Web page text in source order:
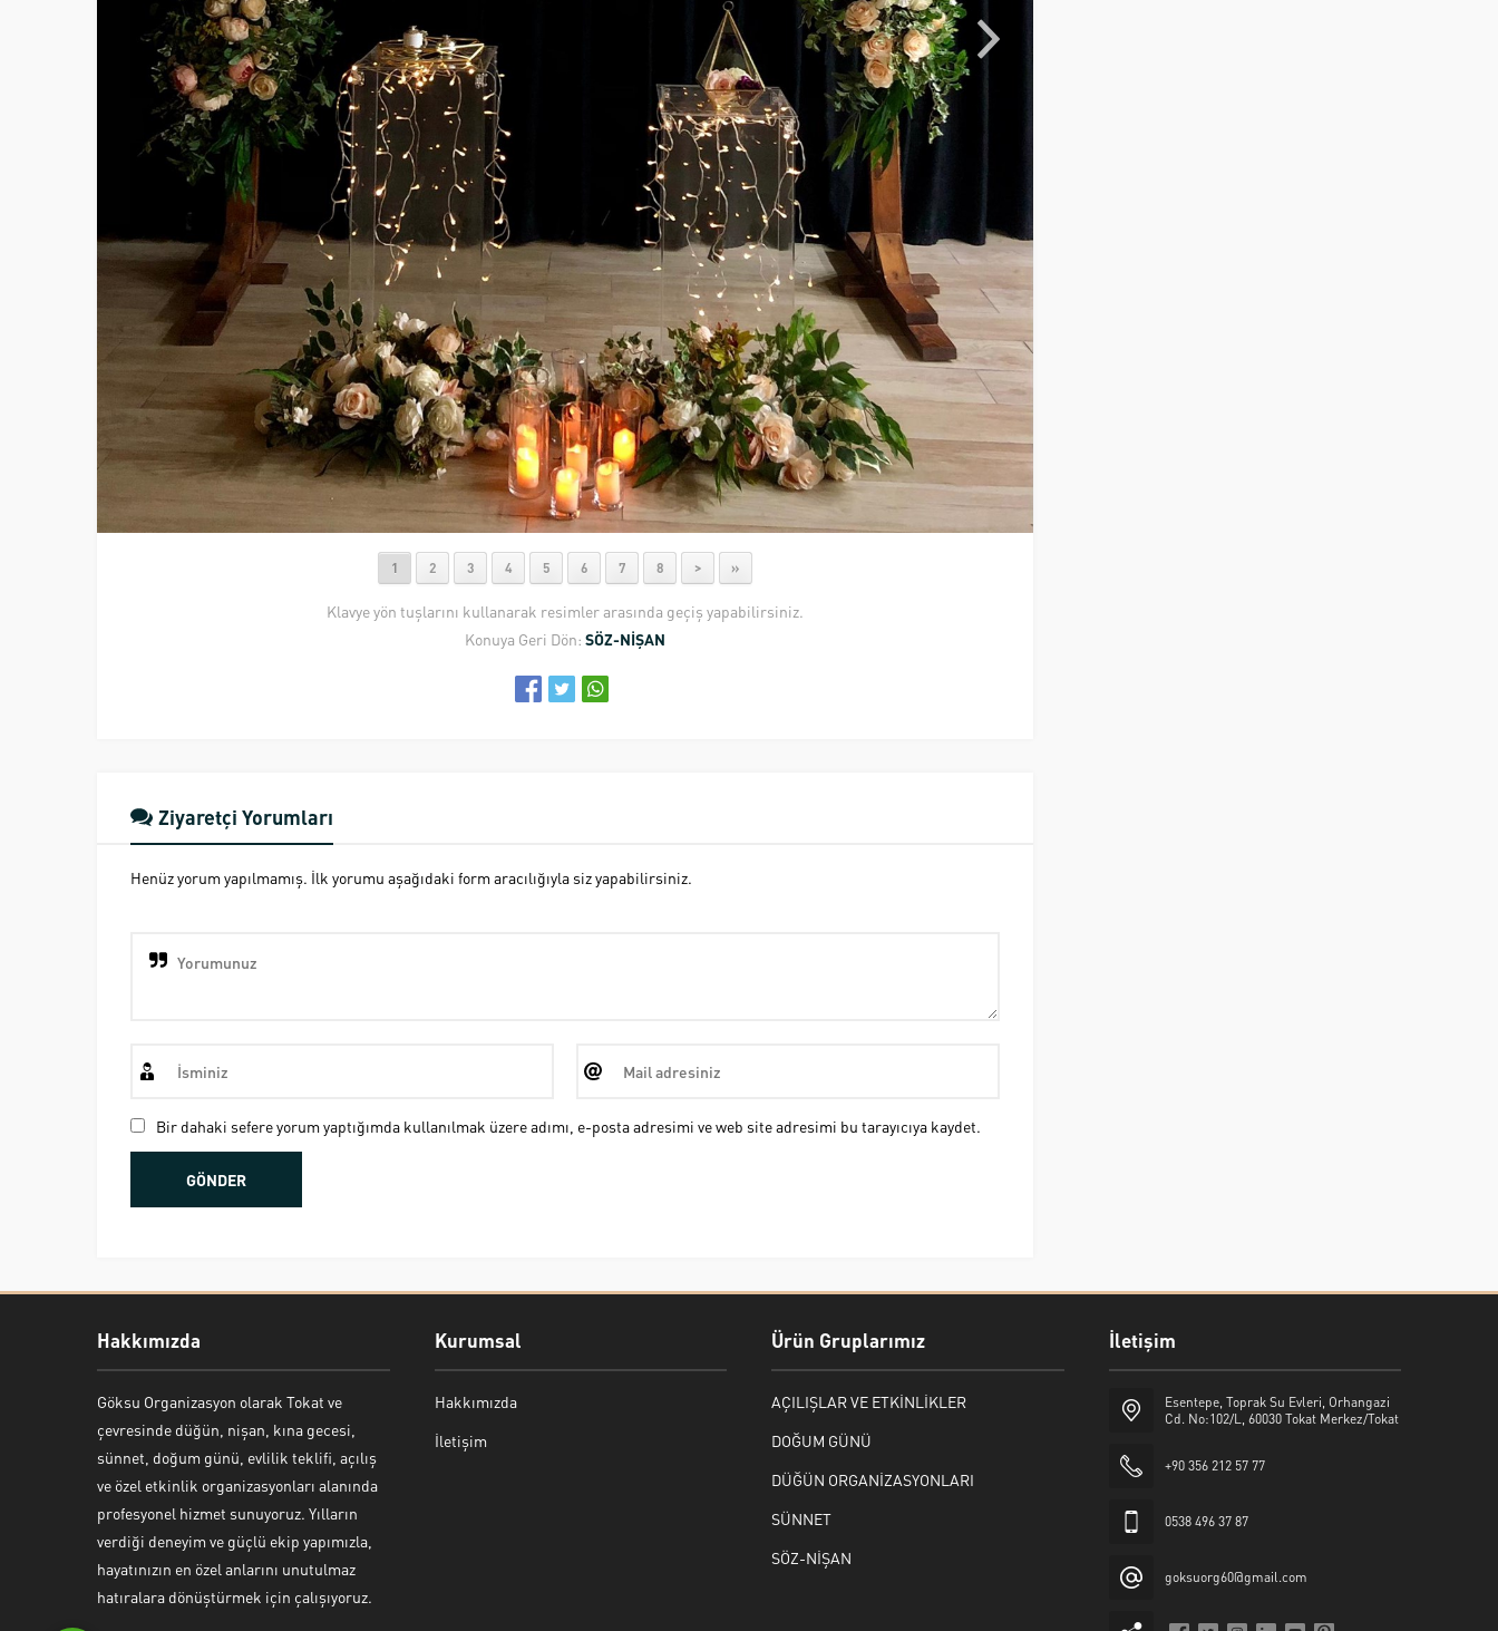
1 2 3 4 5 6 7 8 > »
Klavye yön tuşlarını kullanarak resimler arasında geçiş yapabilirsiniz.
Konuya Geri Dön: SÖZ-NİŞAN
Ziyaretçi Yorumları
Henüz yorum yapılmamış. İlk yorumu aşağıdaki form aracılığıyla siz yapabilirsiniz.
Bir dahaki sefere yorum yaptığımda kullanılmak üzere adımı, e-posta adresimi ve web site adresimi bu tarayıcıya kaydet.
Hakkımızda
Göksu Organizasyon olarak Tokat ve
çevresinde düğün, nişan, kına gecesi,
sünnet, doğum günü, evlilik teklifi, açılış
ve özel etkinlik organizasyonları alanında
profesyonel hizmet sunuyoruz. Yılların
verdiği deneyim ve güçlü ekip yapımızla,
hayatınızın en özel anlarını unutulmaz
hatıralara dönüştürmek için çalışıyoruz.
Kurumsal
Hakkımızda
İletişim
Ürün Gruplarımız
AÇILIŞLAR VE ETKİNLİKLER
DOĞUM GÜNÜ
DÜĞÜN ORGANİZASYONLARI
SÜNNET
SÖZ-NİŞAN
İletişim
Esentepe, Toprak Su Evleri, Orhangazi
Cd. No:102/L, 60030 Tokat Merkez/Tokat
+90 356 212 57 77
0538 496 37 87
goksuorg60@gmail.com
Bekir Kiper
Cevap Yaz